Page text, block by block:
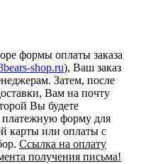
формы оплаты заказа
shop.ru), Ваш заказ
Затем, после
Вам на почту
Вы будете
платежную форму для
карты или оплаты с
Ссылка на оплату
получения письма!